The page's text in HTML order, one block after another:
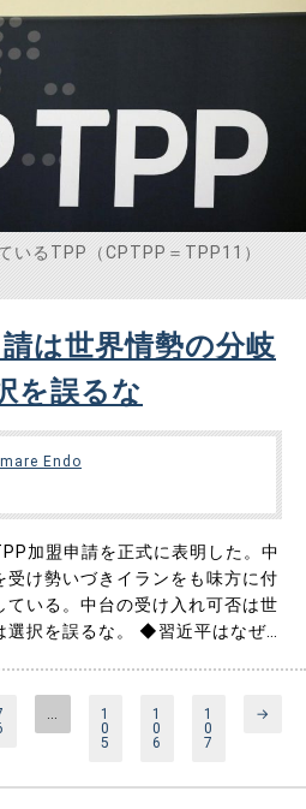
いるTPP（CPTPP＝TPP11）
は世界情勢の分岐
を誤るな
Endo
加盟申請を正式に表明した。中
受け勢いづきイランをも味方に付
ている。中台の受け入れ可否は世
選択を誤るな。 ◆習近平はなぜ
狙っていたと思うが、9月16日に
…
1
0
5
1
0
6
1
0
7
→